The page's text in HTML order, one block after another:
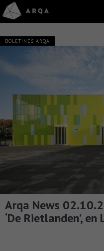
BOLETINES ARQA
Arqa News
‘De Rietlanden’,